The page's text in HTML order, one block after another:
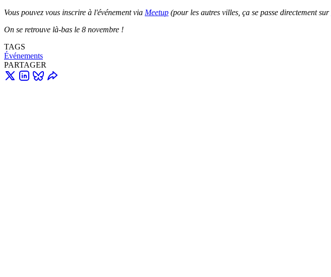
Vous pouvez vous inscrire à l'événement via Meetup (pour les autres villes, ça se passe directement sur
On se retrouve là-bas le 8 novembre !
TAGS
Événements
PARTAGER